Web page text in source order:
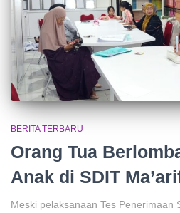
BERITA TERBARU
Orang Tua
Anak di SDIT
Meski pelaksanaan Tes Penerimaan